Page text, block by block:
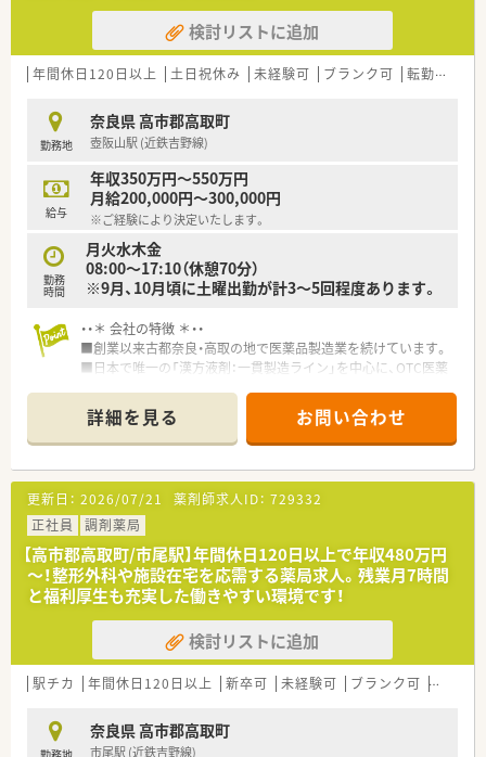
・・＊ こんな方に ＊・・
■漢方や生薬に特化して一貫したサポートを学びたい方
■従業員同士が部署を問わず仲のいい環境でメリハリをつけて
働きたい方
検討リストに追加
年間休日120日以上 土日祝休み 未経験可 ブランク可 転勤なし
勤務地
奈良県 高市郡高取町
壺阪山駅 (近鉄吉野線)
給与
年収350万円～550万円
月給200,000円～300,000円
※ご経験により決定いたします。
勤務
時間
月火水木金
08:00～17:10（休憩70分）
※9月、10月頃に土曜出勤が計3～5回程度あります。
・・＊ 会社の特徴 ＊・・
■創業以来古都奈良・高取の地で医薬品製造業を続けています。
■日本で唯一の「漢方液剤：一貫製造ライン」を中心に、OTC医薬
を取りそろえ、積極的に共同開発・受託製造を提案しています。
■日々進化・変化する病気やウィルス、また社会のニーズに柔軟
に対応できる様、原料の選別から製品化まですべて自社で対応し
ています。
・・＊ 福利厚生 ＊・・
■年間休日120日以上で、お休みも取りやすく、自社駐車場があ
るのでマイカー通勤も出来るので天候気にせず出社が出来ま
す。
・・＊ こんな方に ＊・・
■漢方や生薬に特化して一貫したサポートを学びたい方
■従業員同士が部署を問わず仲のいい環境でメリハリをつけて
働きたい方
詳細を見る お問い合わせ
更新日： 2026/07/21 薬剤師求人ID： 729332
正社員
調剤薬局
【高市郡高取町/市尾駅】年間休日120日以上で年収480万円
～！整形外科や施設在宅を応需する薬局求人。残業月7時間
と福利厚生も充実した働きやすい環境です！
検討リストに追加
駅チカ 年間休日120日以上 新卒可 未経験可 ブランク可 車通勤
奈良県 高市郡高取町
市尾駅 (近鉄吉野線)